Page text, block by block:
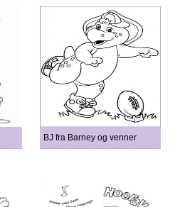
BJ fra Barney og venner